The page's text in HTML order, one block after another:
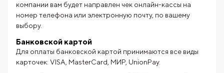
компании вам будет направлен чек онлайн-кассы на
номер телефона или электронную почту, по вашему
выбору.
Банковской картой
Для оплаты банковской картой принимаются все виды
карточек: VISA, MasterCard, МИР, UnionPay.